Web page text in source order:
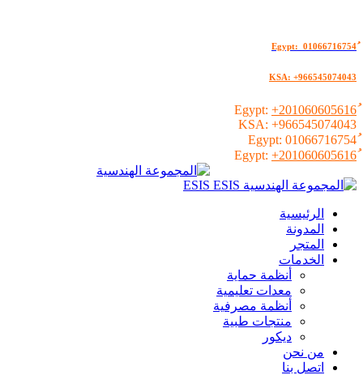
KSA: +966545074043
+201060605616
KSA: +966545074043
01066716754
+201060605616
الرئيسية
المدونة
المتجر
الخدمات
أنظمة حماية
معدات تعليمية
أنظمة مصرفية
منتجات طبية
ديكور
من نحن
اتصل بنا